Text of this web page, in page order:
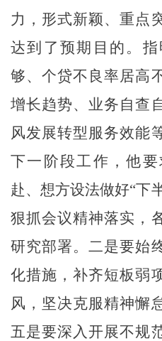
力，形式新颖、重点
达到了预期目的。 指
够、个贷不良率居高
增长趋势、 业务自查
风发展转型服务效能
下一阶段工作，他
赴、想方设法做好“下
狠抓会议精神落实，
研究部署。二是要始
化措施，补齐短板弱
风，坚决克服精神懈
五是要深入开展不规